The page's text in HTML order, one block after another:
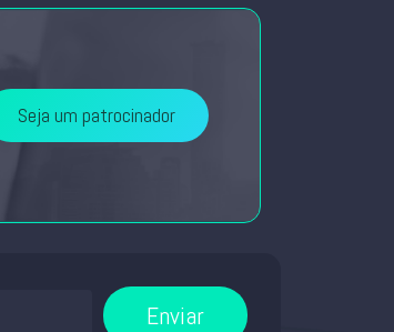
Seja um patrocinador
Enviar